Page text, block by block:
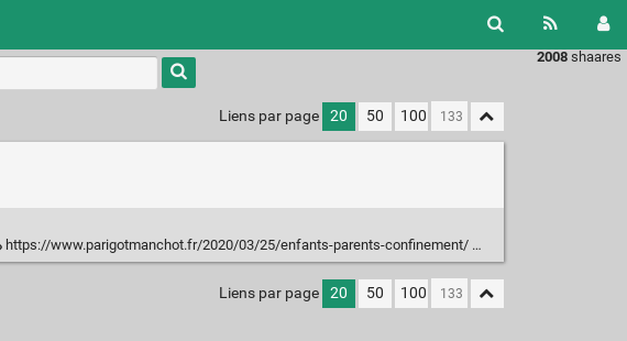
2008 shaares
Liens par page 20 50 100
https://www.parigotmanchot.fr/2020/03/25/enfants-parents-confinement/
Liens par page 20 50 100